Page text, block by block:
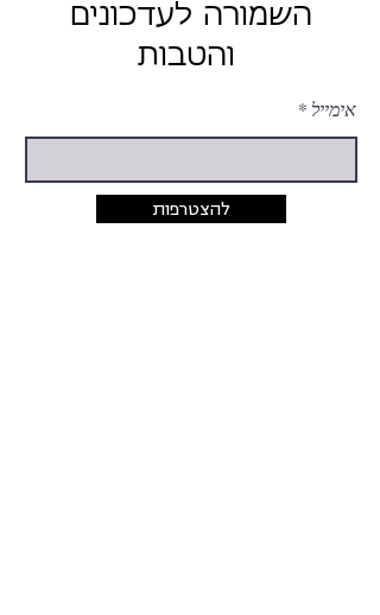
השמורה לעדכונים
אימייל
להצטרפות